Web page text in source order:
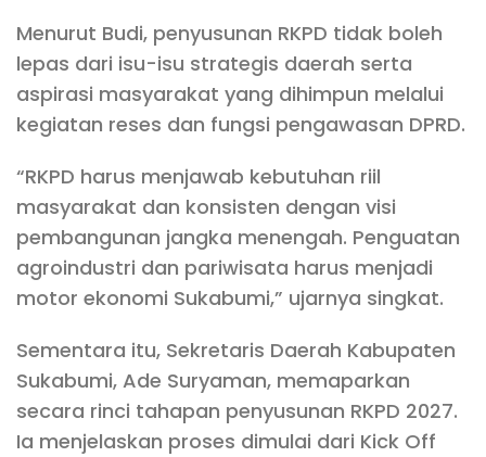
Menurut Budi, penyusunan RKPD tidak boleh
lepas dari isu-isu strategis daerah serta
aspirasi masyarakat yang dihimpun melalui
kegiatan reses dan fungsi pengawasan DPRD.
“RKPD harus menjawab kebutuhan riil
masyarakat dan konsisten dengan visi
pembangunan jangka menengah. Penguatan
agroindustri dan pariwisata harus menjadi
motor ekonomi Sukabumi,” ujarnya singkat.
Sementara itu, Sekretaris Daerah Kabupaten
Sukabumi, Ade Suryaman, memaparkan
secara rinci tahapan penyusunan RKPD 2027.
Ia menjelaskan proses dimulai dari Kick Off